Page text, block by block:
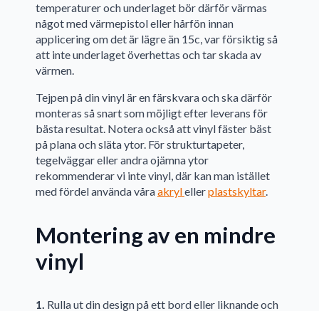
temperaturer och underlaget bör därför värmas
något med värmepistol eller hårfön innan
applicering om det är lägre än 15c, var försiktig så
att inte underlaget överhettas och tar skada av
värmen.
Tejpen på din vinyl är en färskvara och ska därför
monteras så snart som möjligt efter leverans för
bästa resultat. Notera också att vinyl fäster bäst
på plana och släta ytor. För strukturtapeter,
tegelväggar eller andra ojämna ytor
rekommenderar vi inte vinyl, där kan man istället
med fördel använda våraakrylellerplastskyltar.
Montering av en mindre
vinyl
1. Rulla ut din design på ett bord eller liknande och